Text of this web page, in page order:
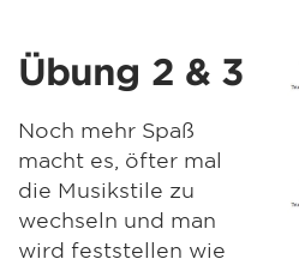
Übung 2 & 3
Noch mehr Spaß
macht es, öfter mal
die Musikstile zu
wechseln und man
wird feststellen wie